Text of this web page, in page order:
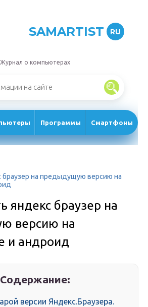
SAMARTIST RU
Журнал о компьютерах
Программы Смартфоны
браузер на предыдущую версию на
яндекс браузер на
версию на
и андроид
Содержание:
версии Яндекс.Браузера.